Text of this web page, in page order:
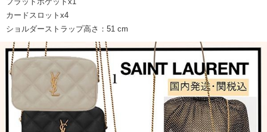
カードスロットx4
ショルダーストラップ高さ：51 cm